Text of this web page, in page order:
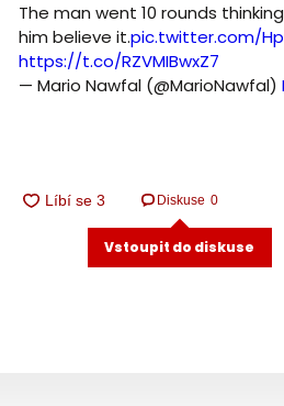
The man went 10 rounds
him believe it.pic.twitter.com/
https://t.co/RZVMIBwxZ7
— Mario Nawfal (@MarioNawfal)
Diskuse 0
Vstoupit do diskuse